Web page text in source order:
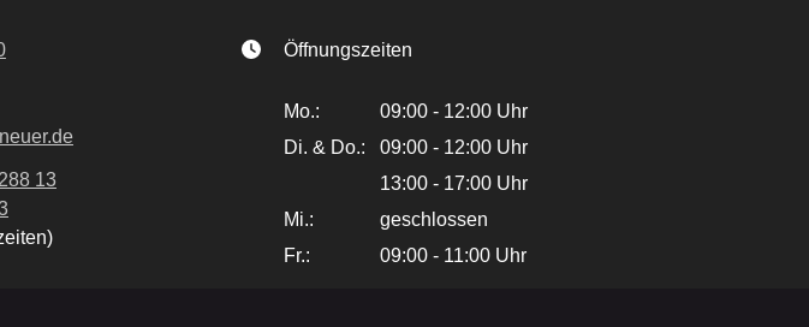
13
Öffnungszeiten
Mo.:
09:00 - 12:00 Uhr
Di. & Do.:
09:00 - 12:00 Uhr
13:00 - 17:00 Uhr
Mi.:
geschlossen
Fr.:
09:00 - 11:00 Uhr